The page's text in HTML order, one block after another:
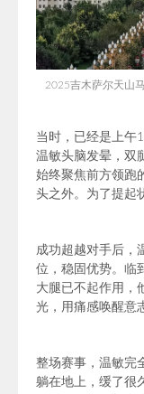
2025吉木萨尔天山
当时，已经是上午
温敏头脑发晕，双
始终聚焦前方领跑
头之外。为了提起
成功超越对手后，
位，稳固优势。临
大腿已不起作用，
光，用痛感唤醒意
整场赛事，温敏完
躺在地上，缓了很